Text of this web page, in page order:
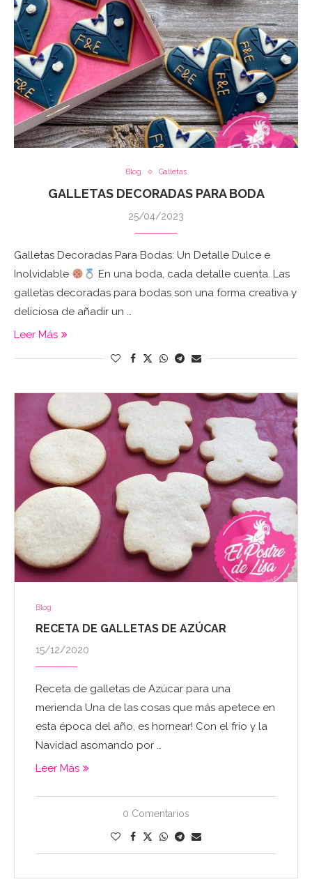
Blog Galletas
GALLETAS DECORADAS PARA BODA
25/04/2023
Galletas Decoradas Para Bodas: Un Detalle Dulce e
Inolvidable
En una boda, cada detalle cuenta. Las
galletas decoradas para bodas son una forma creativa y
deliciosa de añadir un …
Leer Más
Blog
RECETA DE GALLETAS DE AZÚCAR
15/12/2020
Receta de galletas de Azúcar para una
merienda Una de las cosas que más apetece en
esta época del año, es hornear! Con el frío y la
Navidad asomando por …
Leer Más
0 Comentarios